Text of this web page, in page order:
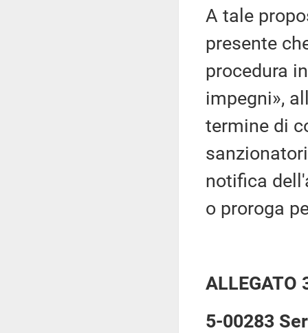
A tale
presente
procedura
impegni»,
termine di
notifica
o proroga
ALLEGATO
5-00283